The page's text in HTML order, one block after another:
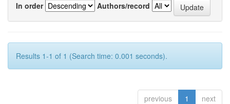
In order
Authors/record
Results 1-1 of 1 (Search time: 0.001 seconds).
previous 1 next